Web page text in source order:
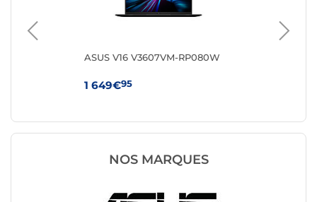
ASUS V16 V3607VM-RP080W
1 649€95
NOS MARQUES